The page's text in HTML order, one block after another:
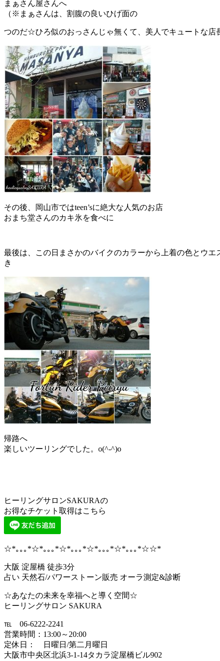
まぁさん屋さんへ
（※まぁさんは、割腹の良いひげ面の
つのだ☆ひろ似のおっさんじゃ無くて、美人でキュートな店
その後、岡山市ではteen’sに絶大な人気のお店
おまち堂さんのカキ氷を食べに
最後は、この日まさかのバイクのカラーから上着の色とウ
き
帰路へ
楽しいツーリングでした。o(^-^)o
ヒーリングサロンSAKURAの
お得なチケット取得はこちら
☆*｡｡｡*☆*｡｡｡*☆*｡｡｡*☆*｡｡｡*☆*｡｡｡*☆☆*
大阪 淀屋橋 徒歩3分
占い 天然石/パワーストーン販売 オーラ測定&診断
☆あなたの未来を幸福へと導く空間☆
ヒーリングサロン SAKURA
℡ 06-6222-2241
営業時間：13:00～20:00
定休日： 日曜日/第二月曜日
大阪市中央区北浜3-1-14タカラ淀屋橋ビル902